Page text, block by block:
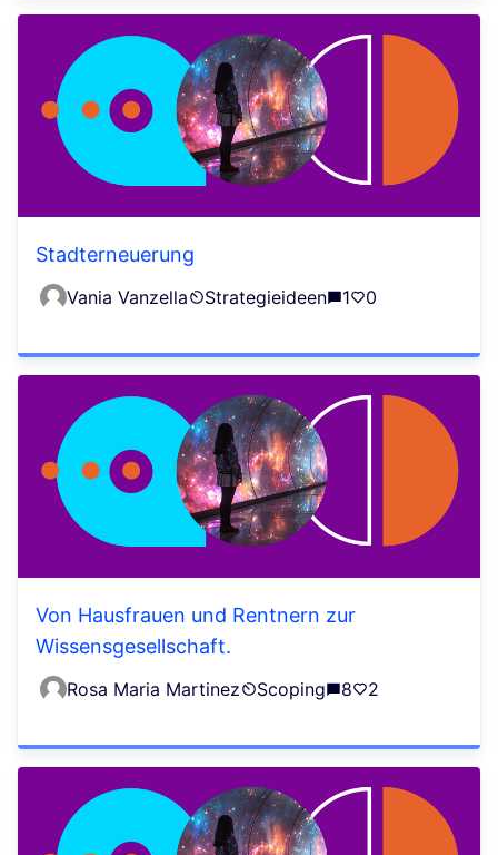
Stadterneuerung
Vania Vanzella Strategieideen 1 0
Von Hausfrauen und Rentnern zur
Wissensgesellschaft.
Rosa Maria Martinez Scoping 8 2